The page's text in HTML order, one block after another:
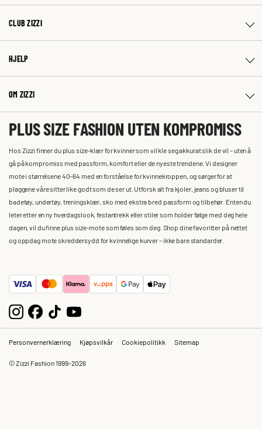
CLUB ZIZZI
HJELP
OM ZIZZI
PLUS SIZE FASHION UTEN KOMPROMISS
Hos Zizzi finner du plus size-klær for kvinner som vil kle seg akkurat slik de vil – uten å
gå på kompromiss med passform, komfort eller de nyeste trendene. Vi designer
mote i størrelsene 40–64 med en forståelse for kvinnekroppen, og sørger for at
plaggene våre sitter like godt som de ser ut. Utforsk alt fra kjoler, jeans og bluser til
badetøy, undertøy, treningsklær, sko med ekstra bred passform og tilbehør. Enten du
leter etter en ny hverdagslook, festantrekk eller stiler som holder følge med deg hele
dagen, vil du finne plus size-mote som føles som deg. Shop dine favoritter på nettet
og oppdag mote skreddersydd for kvinnelige kurver – ikke bare standarder.
Personvernerklæring Kjøpsvilkår Cookiepolitikk Sitemap
© Zizzi Fashion 1999-2026